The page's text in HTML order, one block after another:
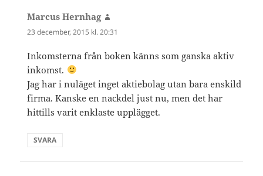
Marcus Hernhag
23 december, 2015 kl. 20:31
Inkomsterna från boken känns som ganska aktiv
inkomst.
Jag har i nuläget inget aktiebolag utan bara enskild
firma. Kanske en nackdel just nu, men det har
hittills varit enklaste upplägget.
SVARA